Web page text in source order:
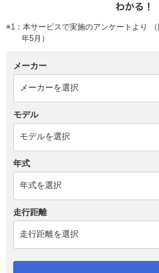
※1：本サービスで実施のアンケートより
年5月）
メーカー
モデル
年式
走行距離